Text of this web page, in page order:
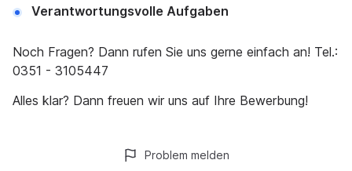
Verantwortungsvolle Aufgaben
Noch Fragen? Dann rufen Sie uns gerne einfach an! Tel.:
0351 - 3105447
Alles klar? Dann freuen wir uns auf Ihre Bewerbung!
Problem melden